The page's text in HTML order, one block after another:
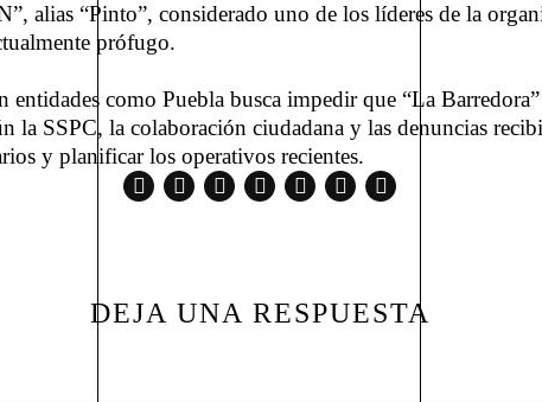
alias “Pinto”, considerado uno de los líderes de la
prófugo.
entidades como Puebla busca impedir que “La
la SSPC, la colaboración ciudadana y las denuncias
y planificar los operativos recientes.
DEJA UNA RESPUESTA